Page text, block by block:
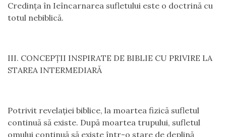
Credința în Ieîncarnarea sufletului este o doctrină cu
totul nebiblică.
III. CONCEPȚII INSPIRATE DE BIBLIE CU PRIVIRE LA
STAREA INTERMEDIARĂ
Potrivit revelației biblice, la moartea fizică sufletul
continuă să existe. După moartea trupului, sufletul
omului continuă să existe într-o stare de deplină